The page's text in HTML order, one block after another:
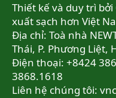
Thiết kế và duy trì
xuất sạch hơn Việt
Địa chỉ: Toà nhà
Thái, P. Phương Liệt,
Điện thoại: +8424
3868.1618
Liên hệ chúng tôi: